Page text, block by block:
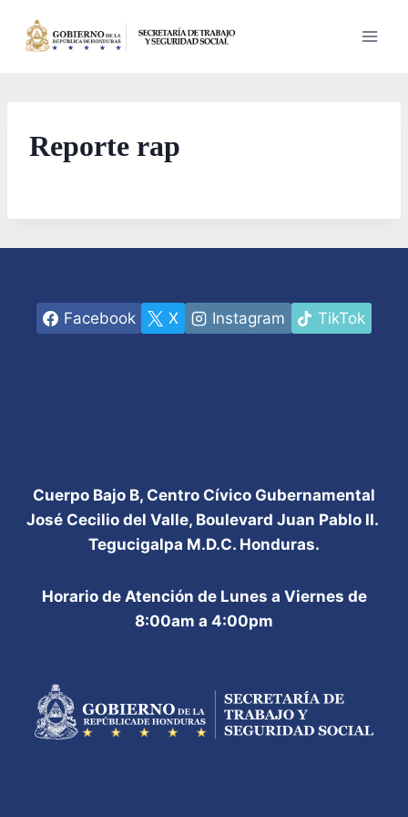
Reporte rap
Facebook X Instagram TikTok
Cuerpo Bajo B, Centro Cívico Gubernamental
José Cecilio del Valle, Boulevard Juan Pablo II.
Tegucigalpa M.D.C. Honduras.
Horario de Atención de Lunes a Viernes de
8:00am a 4:00pm